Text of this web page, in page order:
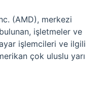
(AMD), merkezi
işletmeler ve
işlemcileri ve ilgili
çok uluslu yarı